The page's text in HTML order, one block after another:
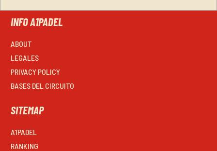
INFO A1PADEL
ABOUT
LEGALES
PRIVACY POLICY
BASES DEL CIRCUITO
SITEMAP
A1PADEL
RANKING